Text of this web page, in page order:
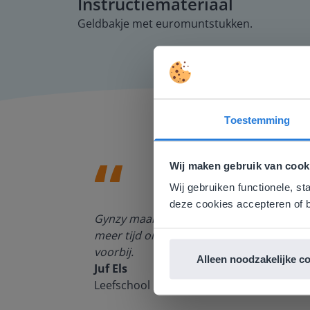
Toestemming
Wij maken gebruik van
Wij gebruiken functionele,
deze cookies accepteren of
Alleen noodzakelijke
Geldbakje met euromuntstukken.
Gynzy maakt het lesgeven zoveel
meer tijd om echt elke leerling de
voorbij.
Juf Els
Leefschool Het Droomschip
Deze
Gezien